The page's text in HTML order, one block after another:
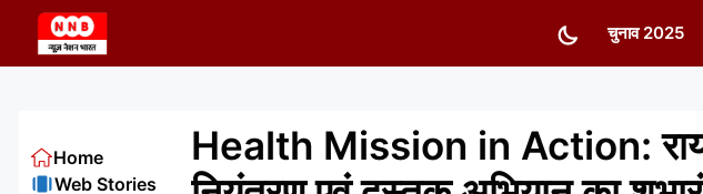
content
चुनाव 2025
Health Mission in Action:
Home
Web Stories